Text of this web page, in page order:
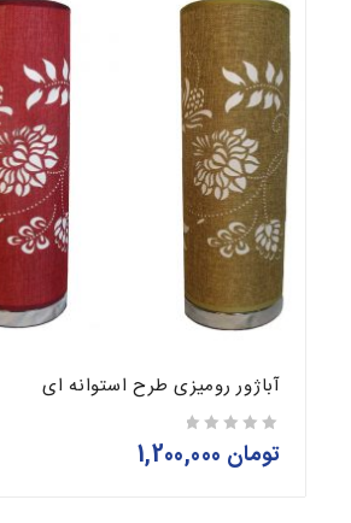
آباژور رومیزی طرح استوانه ای
تومان